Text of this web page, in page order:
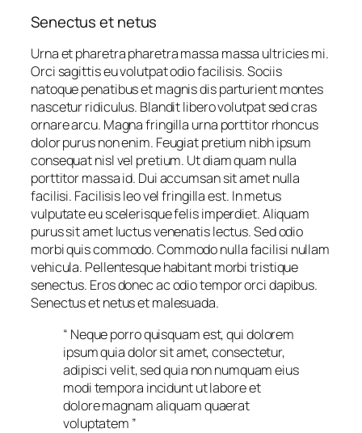
Senectus et netus
Urna et pharetra pharetra massa massa ultricies mi.
Orci sagittis eu volutpat odio facilisis. Sociis
natoque penatibus et magnis dis parturient montes
nascetur ridiculus. Blandit libero volutpat sed cras
ornare arcu. Magna fringilla urna porttitor rhoncus
dolor purus non enim. Feugiat pretium nibh ipsum
consequat nisl vel pretium. Ut diam quam nulla
porttitor massa id. Dui accumsan sit amet nulla
facilisi. Facilisis leo vel fringilla est. In metus
vulputate eu scelerisque felis imperdiet. Aliquam
purus sit amet luctus venenatis lectus. Sed odio
morbi quis commodo. Commodo nulla facilisi nullam
vehicula. Pellentesque habitant morbi tristique
senectus. Eros donec ac odio tempor orci dapibus.
Senectus et netus et malesuada.
“ Neque porro quisquam est, qui dolorem
ipsum quia dolor sit amet, consectetur,
adipisci velit, sed quia non numquam eius
modi tempora incidunt ut labore et
dolore magnam aliquam quaerat
voluptatem ”